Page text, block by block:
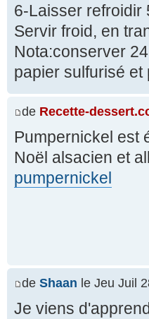
6-Laisser refroidir
Servir froid, en
Nota:conserver
papier sulfurisé et
de Recette-
Pumpernickel est
Noël alsacien et
pumpernickel
de Shaan le Jeu Juil
Je viens